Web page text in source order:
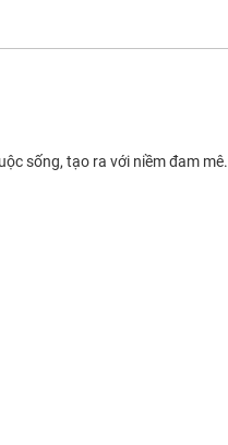
sống, tạo ra với niềm đam mê.